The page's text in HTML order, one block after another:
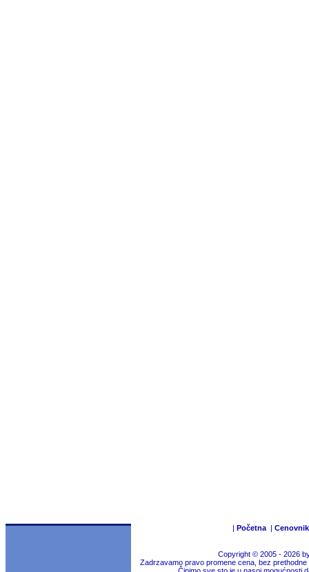
| Početna| Cenovnik
Copyright © 2005 - 2026
Zadrzavamo pravo promene cena, bez